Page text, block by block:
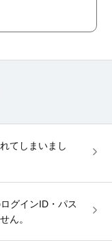
てしまいまし
グインID・パス
ん。